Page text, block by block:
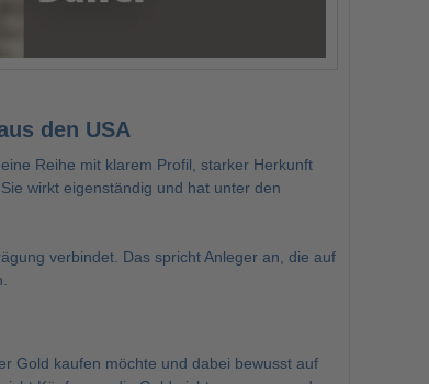
den USA
Reihe mit klarem Profil, starker Herkunft
wirkt eigenständig und hat unter den
verbindet. Das spricht Anleger an, die auf
Gold kaufen möchte und dabei bewusst auf